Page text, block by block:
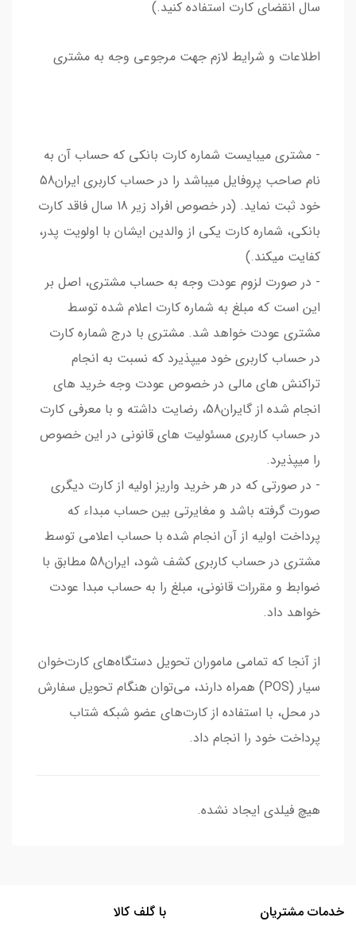
سال انقضای کارت استفاده کنید.)
اطلاعات و شرایط لازم جهت مرجوعی وجه به مشتری
- مشتری میبایست شماره کارت بانکی که حساب آن به
نام صاحب پروفایل میباشد را در حساب کاربری ایران58
خود ثبت نماید. (در خصوص افراد زیر 18 سال فاقد کارت
بانکی، شماره کارت یکی از والدین ایشان با اولویت پدر،
کفایت میکند.)
- در صورت لزوم عودت وجه به حساب مشتری، اصل بر
این است که مبلغ به شماره کارت اعلام شده توسط
مشتری عودت خواهد شد. مشتری با درج شماره کارت
در حساب کاربری خود میپذیرد که نسبت به انجام
تراکنش های مالی در خصوص عودت وجه خرید های
انجام شده از گایران58، رضایت داشته و با معرفی کارت
در حساب کاربری مسئولیت های قانونی در این خصوص
را میپذیرد.
- در صورتی که در هر خرید واریز اولیه از کارت دیگری
صورت گرفته باشد و مغایرتی بین حساب مبداء که
پرداخت اولیه از آن انجام شده با حساب اعلامی توسط
مشتری در حساب کاربری کشف شود، ایران58 مطابق با
ضوابط و مقررات قانونی، مبلغ را به حساب مبدا عودت
خواهد داد.
از آنجا که تمامی ماموران تحویل دستگاه‏‏‌های کارت‌خوان
سیار (POS) همراه دارند، می‌توان هنگام تحویل سفارش
در محل، با استفاده از کارت‌های عضو شبکه شتاب
پرداخت خود را انجام داد.
هیچ فیلدی ایجاد نشده.
خدمات مشتریان با گلف کالا